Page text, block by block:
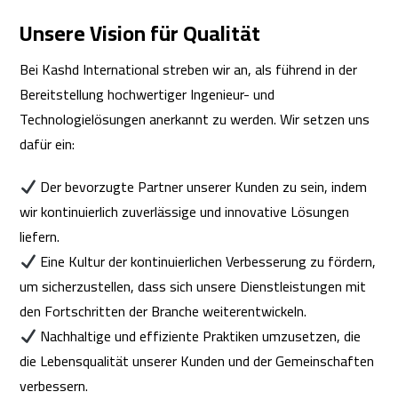
Unsere Vision für Qualität
Bei Kashd International streben wir an, als führend in der
Bereitstellung hochwertiger Ingenieur- und
Technologielösungen anerkannt zu werden. Wir setzen uns
dafür ein:
Der bevorzugte Partner unserer Kunden zu sein, indem
wir kontinuierlich zuverlässige und innovative Lösungen
liefern.
Eine Kultur der kontinuierlichen Verbesserung zu fördern,
um sicherzustellen, dass sich unsere Dienstleistungen mit
den Fortschritten der Branche weiterentwickeln.
Nachhaltige und effiziente Praktiken umzusetzen, die
die Lebensqualität unserer Kunden und der Gemeinschaften
verbessern.